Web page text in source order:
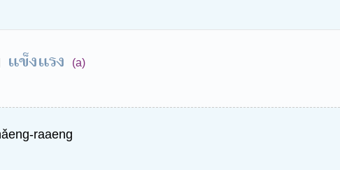
แข็งแรง (a)
raaeng